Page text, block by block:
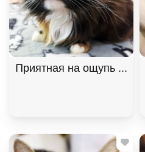
Приятная на ощупь